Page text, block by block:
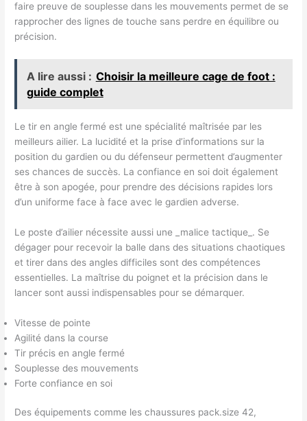
faire preuve de souplesse dans les mouvements permet de se
rapprocher des lignes de touche sans perdre en équilibre ou
précision.
A lire aussi : Choisir la meilleure cage de foot :
guide complet
Le tir en angle fermé est une spécialité maîtrisée par les
meilleurs ailier. La lucidité et la prise d’informations sur la
position du gardien ou du défenseur permettent d’augmenter
ses chances de succès. La confiance en soi doit également
être à son apogée, pour prendre des décisions rapides lors
d’un uniforme face à face avec le gardien adverse.
Le poste d’ailier nécessite aussi une _malice tactique_. Se
dégager pour recevoir la balle dans des situations chaotiques
et tirer dans des angles difficiles sont des compétences
essentielles. La maîtrise du poignet et la précision dans le
lancer sont aussi indispensables pour se démarquer.
Vitesse de pointe
Agilité dans la course
Tir précis en angle fermé
Souplesse des mouvements
Forte confiance en soi
Des équipements comme les chaussures pack.size 42,